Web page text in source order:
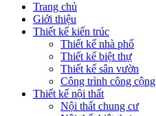
Trang chủ
Giới thiệu
Thiết kế kiến trúc
Thiết kế nhà phố
Thiết kế biệt thự
Thiết kế sân vườn
Công trình công cộng
Thiết kế nội thất
Nội thất chung cư